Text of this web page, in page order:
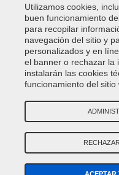
Política de Privacidad - RGPD
Copyright ©
SÍguenos
Utilizamos cookies,
buen funcionamiento
para recopilar
navegación del sitio y
personalizados y en
el banner o rechazar la
instalarán las cookies
funcionamiento del sitio